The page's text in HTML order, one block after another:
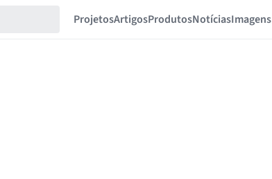
ProjetosArtigosProdutosNotíciasImagens